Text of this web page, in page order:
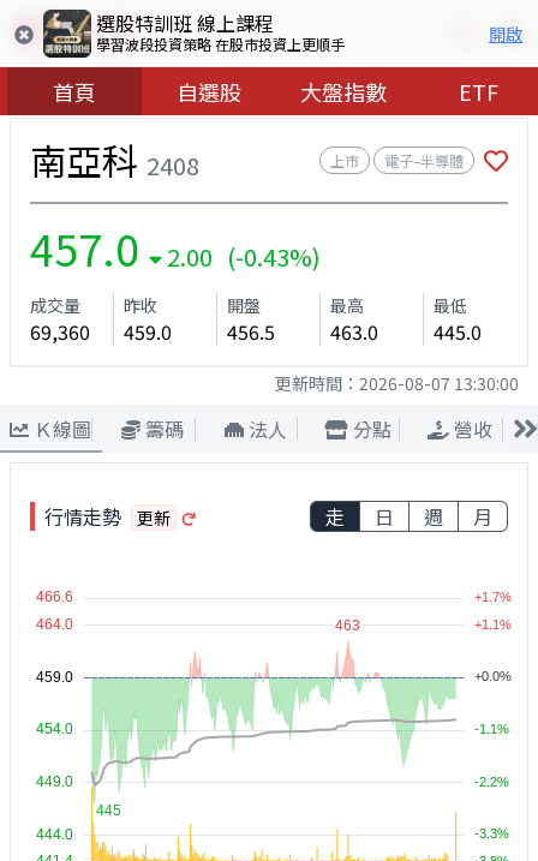
選股特訓班 線上課程
學習波段投資策略 在股市投資上更順手 開啟
首頁 自選股 大盤指數 ETF
南亞科 2408 上市 電子–半導體
457.0 2.00 (-0.43%)
成交量
69,360
昨收
459.0
開盤
456.5
最高
463.0
最低
445.0
更新時間： 2026-08-07 13:30:00
Ｋ線圖 籌碼 法人 分點 營收
行情走勢 更新 走 日 週 月